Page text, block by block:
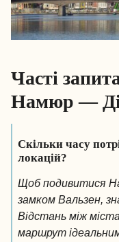
Часті
Намюр —
Скільки часу
локацій?
Щоб подивитися
замком Вальзен,
Відстань між
маршрут